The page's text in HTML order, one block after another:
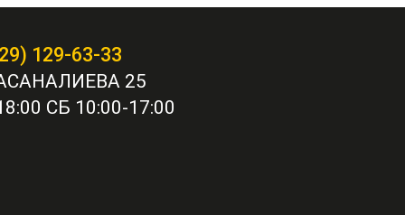
129-63-33
25
СБ 10:00-17:00